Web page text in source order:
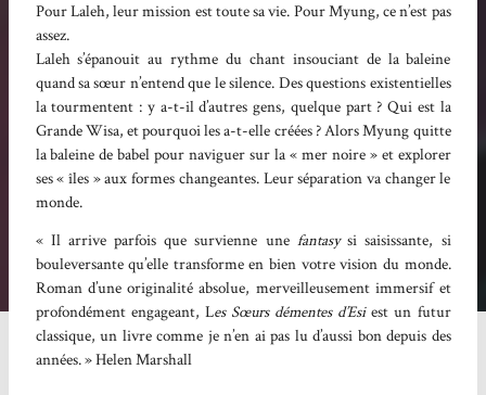
Pour Laleh, leur mission est toute sa vie. Pour Myung, ce n’est pas
assez.
Laleh s’épanouit au rythme du chant insouciant de la baleine
quand sa sœur n’entend que le silence. Des questions existentielles
la tourmentent : y a-t-il d’autres gens, quelque part ? Qui est la
Grande Wisa, et pourquoi les a-t-elle créées ? Alors Myung quitte
la baleine de babel pour naviguer sur la « mer noire » et explorer
ses « îles » aux formes changeantes. Leur séparation va changer le
monde.
« Il arrive parfois que survienne une fantasysi saisissante, si
bouleversante qu’elle transforme en bien votre vision du monde.
Roman d’une originalité absolue, merveilleusement immersif et
profondément engageant, Les Sœurs démentes d’Esiest un futur
classique, un livre comme je n’en ai pas lu d’aussi bon depuis des
années. » Helen Marshall